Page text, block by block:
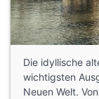
Die idyllische
wichtigsten
Neuen Welt.